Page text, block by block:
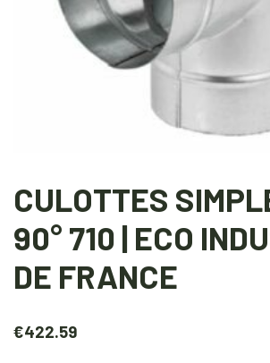
CULOTTES
90° 710 | ECO
DE FRANCE
€422.59